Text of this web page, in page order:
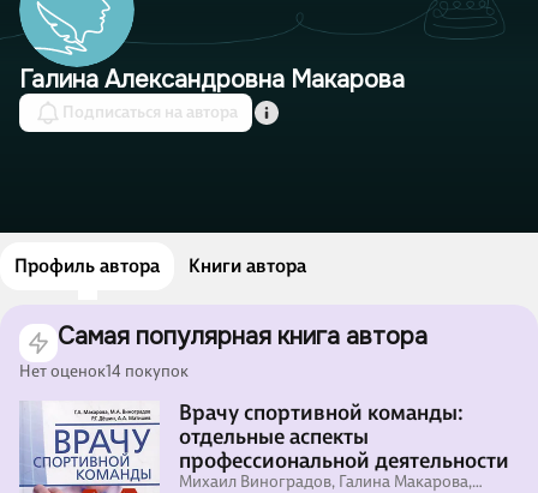
Галина Александровна Макарова
Подписаться на автора
Профиль автора Книги автора
Самая популярная книга автора
Нет оценок14 покупок
Врачу спортивной команды:
отдельные аспекты
профессиональной деятельности
Михаил Виноградов, Галина Макарова,